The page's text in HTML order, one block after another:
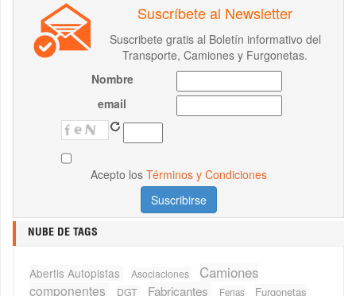
Suscríbete al Newsletter
Suscribete gratis al Boletín informativo del
Transporte, Camiones y Furgonetas.
Nombre
email
Acepto los Términos y Condiciones
NUBE DE TAGS
Abertis Autopistas Asociaciones Camiones
componentes DGT Fabricantes Ferias Furgonetas